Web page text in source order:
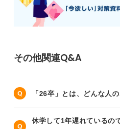
その他関連Q&A
「26卒」とは、どんな人
休学して1年遅れているの